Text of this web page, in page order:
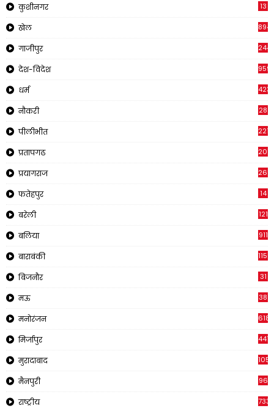
कुशीनगर 13
खेल 894
गाजीपुर 244
देश-विदेश 959
धर्म 423
नौकरी 28
पीलीभीत 2210
प्रतापगढ 2019
प्रयागराज 269
फतेहपुर 14
बरेली 121
बलिया 911
बाराबंकी 1150
बिजनौर 31
मऊ 38
मनोरंजन 618
मिर्जापुर 441
मुरादाबाद 1057
मैनपुरी 96
राष्ट्रीय 7332